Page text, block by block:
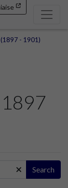
- 1901)
Search